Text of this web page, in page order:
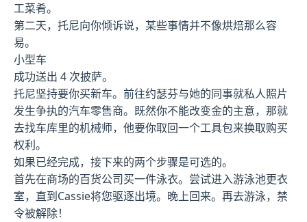
工菜肴。
第二天，托尼向你倾诉说，某些事情并不像烘焙那么容
易。
小型车
成功送出 4 次披萨。
托尼坚持要你买新车。前往约瑟芬与她的同事就私人照片
发生争执的汽车零售商。既然你不能改变金的主意，那就
去找车库里的机械师，他要你取回一个工具包来换取购买
权利。
如果已经完成，接下来的两个步骤是可选的。
首先在商场的百货公司买一件泳衣。尝试进入游泳池更衣
室，直到Cassie将您驱逐出境。晚上回来。再去游泳，禁
令被解除！